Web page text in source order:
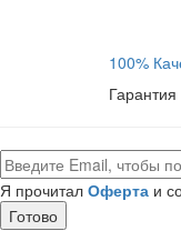
100%
Я прочитал Оферта и
Готово